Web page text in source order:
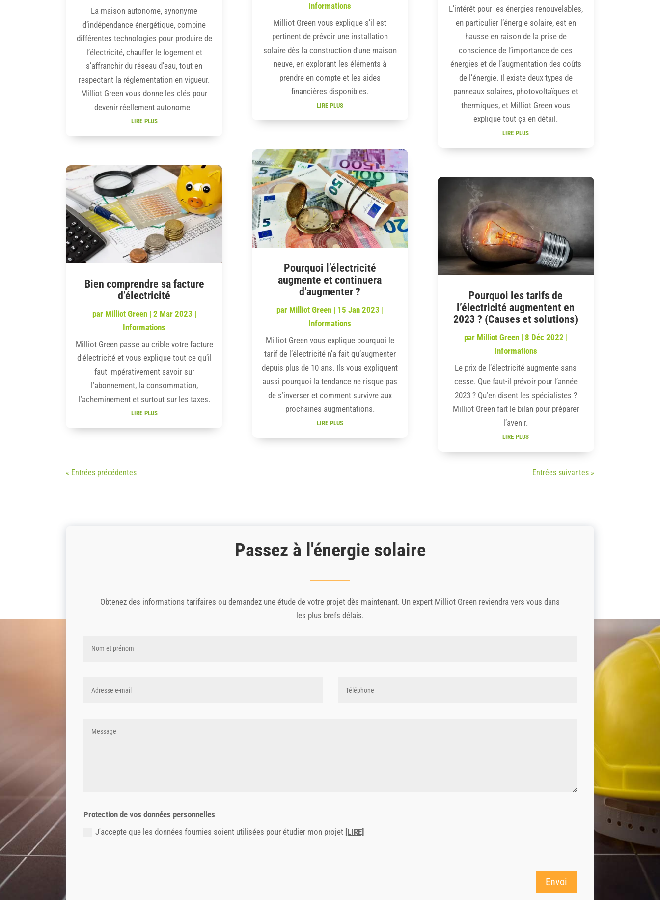
La maison autonome, synonyme
d’indépendance énergétique, combine
différentes technologies pour produire de
l’électricité, chauffer le logement et
s’affranchir du réseau d’eau, tout en
respectant la réglementation en vigueur.
Milliot Green vous donne les clés pour
devenir réellement autonome !
lire plus
Bien comprendre sa facture
d’électricité
par Milliot Green| 2 Mar 2023 |
Informations
Milliot Green passe au crible votre facture
d’électricité et vous explique tout ce qu’il
faut impérativement savoir sur
l’abonnement, la consommation,
l’acheminement et surtout sur les taxes.
lire plus
Informations
Milliot Green vous explique s’il est
pertinent de prévoir une installation
solaire dès la construction d’une maison
neuve, en explorant les éléments à
prendre en compte et les aides
financières disponibles.
lire plus
Pourquoi l’électricité
augmente et continuera
d’augmenter ?
par Milliot Green| 15 Jan 2023 |
Informations
Milliot Green vous explique pourquoi le
tarif de l’électricité n’a fait qu’augmenter
depuis plus de 10 ans. Ils vous expliquent
aussi pourquoi la tendance ne risque pas
de s’inverser et comment survivre aux
prochaines augmentations.
lire plus
L’intérêt pour les énergies renouvelables,
en particulier l’énergie solaire, est en
hausse en raison de la prise de
conscience de l’importance de ces
énergies et de l’augmentation des coûts
de l’énergie. Il existe deux types de
panneaux solaires, photovoltaïques et
thermiques, et Milliot Green vous
explique tout ça en détail.
lire plus
Pourquoi les tarifs de
l’électricité augmentent en
2023 ? (Causes et solutions)
par Milliot Green| 8 Déc 2022 |
Informations
Le prix de l’électricité augmente sans
cesse. Que faut-il prévoir pour l’année
2023 ? Qu’en disent les spécialistes ?
Milliot Green fait le bilan pour préparer
l’avenir.
lire plus
« Entrées précédentes Entrées suivantes »
Passez à l'énergie solaire
Obtenez des informations tarifaires ou demandez une étude de votre projet dès maintenant. Un expert Milliot Green reviendra vers vous dans
les plus brefs délais.
Protection de vos données personnelles
J'accepte que les données fournies soient utilisées pour étudier mon projet [LIRE]
Envoi